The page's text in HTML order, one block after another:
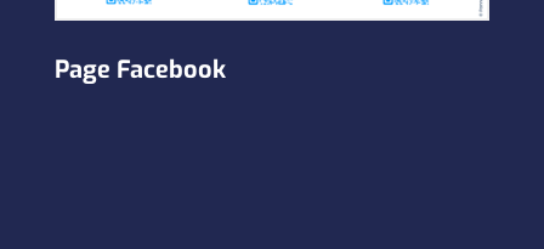
Page Facebook